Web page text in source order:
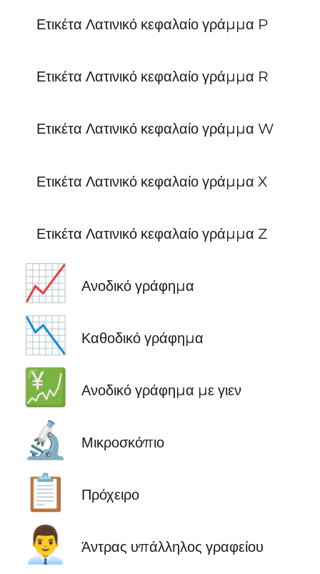
Ετικέτα Λατινικό κεφαλαίο γράμμα P
Ετικέτα Λατινικό κεφαλαίο γράμμα R
Ετικέτα Λατινικό κεφαλαίο γράμμα W
Ετικέτα Λατινικό κεφαλαίο γράμμα X
Ετικέτα Λατινικό κεφαλαίο γράμμα Z
📈 Ανοδικό γράφημα
📉 Καθοδικό γράφημα
💹 Ανοδικό γράφημα με γιεν
🔬 Μικροσκόπιο
📋 Πρόχειρο
👨‍💼 Άντρας υπάλληλος γραφείου